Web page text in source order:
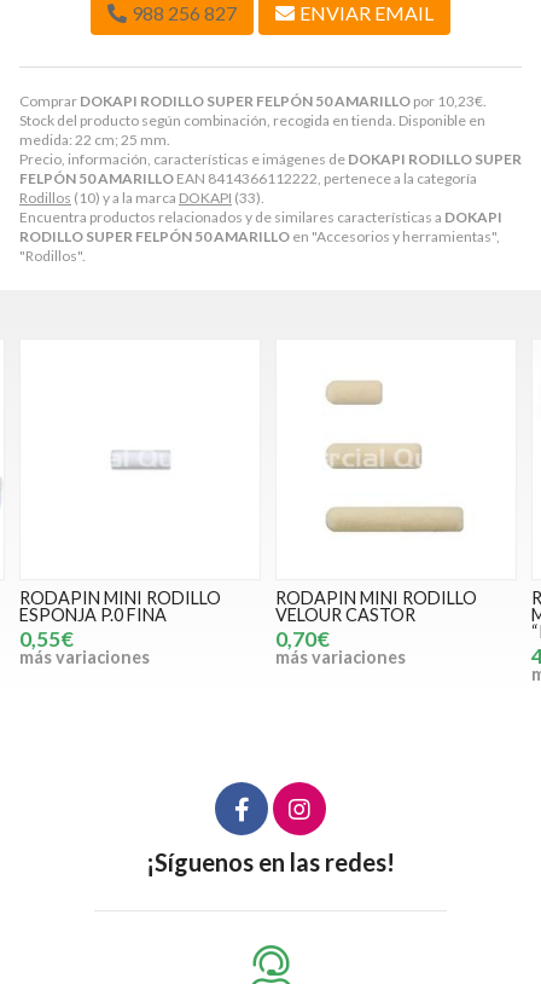
Comprar DOKAPI RODILLO SUPER FELPÓN 50 AMARILLO por 10,23€.
Stock del producto según combinación, recogida en tienda. Disponible en
medida: 22 cm; 25 mm.
Precio, información, características e imágenes de DOKAPI RODILLO SUPER
FELPÓN 50 AMARILLO EAN 8414366112222, pertenece a la categoría
Rodillos (10) y a la marca DOKAPI (33).
Encuentra productos relacionados y de similares características a DOKAPI
RODILLO SUPER FELPÓN 50 AMARILLO en "Accesorios y herramientas",
"Rodillos".
988 256 827 ENVIAR EMAIL
RODAPIN MINI RODILLO
ESPONJA P.0 FINA
0,55€
más variaciones
RODAPIN MINI RODILLO
VELOUR CASTOR
0,70€
más variaciones
¡Síguenos en las redes!